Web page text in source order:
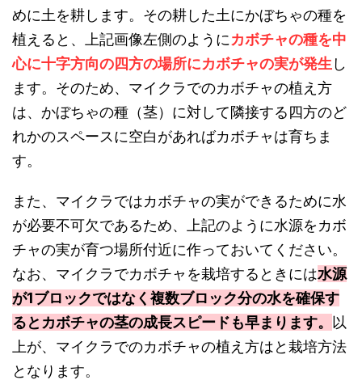
めに土を耕します。その耕した土にかぼちゃの種を
植えると、上記画像左側のようにカボチャの種を中
心に十字方向の四方の場所にカボチャの実が発生 し
ます。そのため、マイクラでのカボチャの植え方
は、かぼちゃの種（茎）に対して隣接する四方のど
れかのスペースに空白があればカボチャは育ちま
す。
また、マイクラではカボチャの実ができるために水
が必要不可欠であるため、上記のように水源をカボ
チャの実が育つ場所付近に作っておいてください。
なお、マイクラでカボチャを栽培するときには水源
が1ブロックではなく複数ブロック分の水を確保す
るとカボチャの茎の成長スピードも早まります。
以
上が、マイクラでのカボチャの植え方はと栽培方法
となります。